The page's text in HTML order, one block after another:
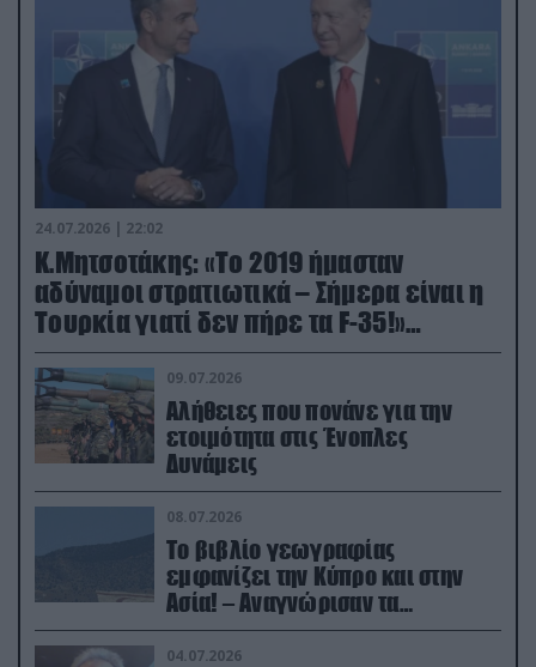
24.07.2026 | 22:02
Κ.Μητσοτάκης: «Το 2019 ήμασταν
αδύναμοι στρατιωτικά – Σήμερα είναι η
Τουρκία γιατί δεν πήρε τα F-35!»
(βίντεο)
09.07.2026
Αλήθειες που πονάνε για την
ετοιμότητα στις Ένοπλες
Δυνάμεις
08.07.2026
Το βιβλίο γεωγραφίας
εμφανίζει την Κύπρο και στην
Ασία! – Αναγνώρισαν τα
κατεχόμενα; (φωτο)
04.07.2026